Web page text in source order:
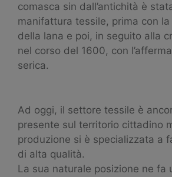
comasca sin dall’antichità è
manifattura tessile, prima con la
della lana e poi, in seguito alla
nel corso del 1600, con
serica.
Ad oggi, il settore tessile è
presente sul territorio cittadino
produzione si è specializzata a
di alta qualità.
La sua naturale posizione ne fa